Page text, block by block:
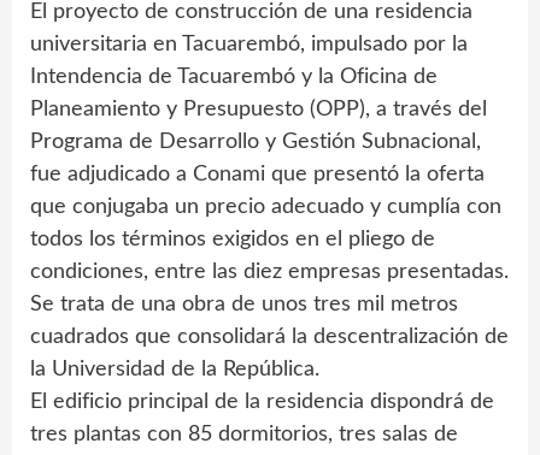
El proyecto de construcción de una residencia
universitaria en Tacuarembó, impulsado por la
Intendencia de Tacuarembó y la Oficina de
Planeamiento y Presupuesto (OPP), a través del
Programa de Desarrollo y Gestión Subnacional,
fue adjudicado a Conami que presentó la oferta
que conjugaba un precio adecuado y cumplía con
todos los términos exigidos en el pliego de
condiciones, entre las diez empresas presentadas.
Se trata de una obra de unos tres mil metros
cuadrados que consolidará la descentralización de
la Universidad de la República.
El edificio principal de la residencia dispondrá de
tres plantas con 85 dormitorios, tres salas de